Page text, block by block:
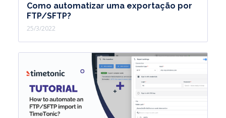
Como automatizar uma exportação por
FTP/SFTP?
25/3/2022